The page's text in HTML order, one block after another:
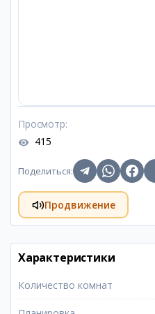
Просмотр:
415
Поделиться:
Продвижение
Характеристики
Количество комнат